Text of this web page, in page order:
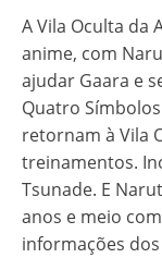
A Vila Oculta da
anime, com
ajudar Gaara e
Quatro
retornam à Vila
treinamentos.
Tsunade. E
anos e meio
informações